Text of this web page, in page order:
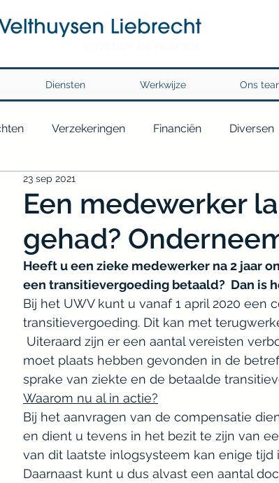
Diensten Werkwijze Ons
Verzekeringen Financiën Diversen
Een medewerker
gehad?
23 sep 2021
Heeft u een zieke medewerker na 2 jaar
een transitievergoeding betaald?  Dan is
Bij het UWV kunt u vanaf 1 april 2020 een
transitievergoeding. Dit kan met
moet plaats hebben gevonden in de
sprake van ziekte en de betaalde
Waarom nu al in actie?
Bij het aanvragen van de compensatie
en dient u tevens in het bezit te zijn van
van dit laatste inlogsysteem kan enige tijd
Daarnaast kunt u dus alvast een aantal